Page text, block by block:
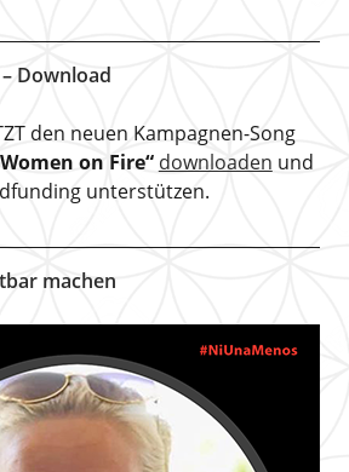
Download
den neuen Kampagnen-Song
on Fire“ downloaden und
unterstützen.
machen